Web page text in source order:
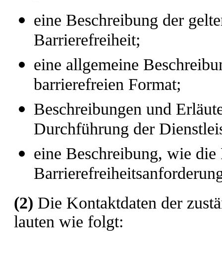
eine Beschreibung der
Barrierefreiheit;
eine allgemeine
barrierefreien Format;
Beschreibungen und
Durchführung der
eine Beschreibung, wie
(2) Die Kontaktdaten der
lauten wie folgt: